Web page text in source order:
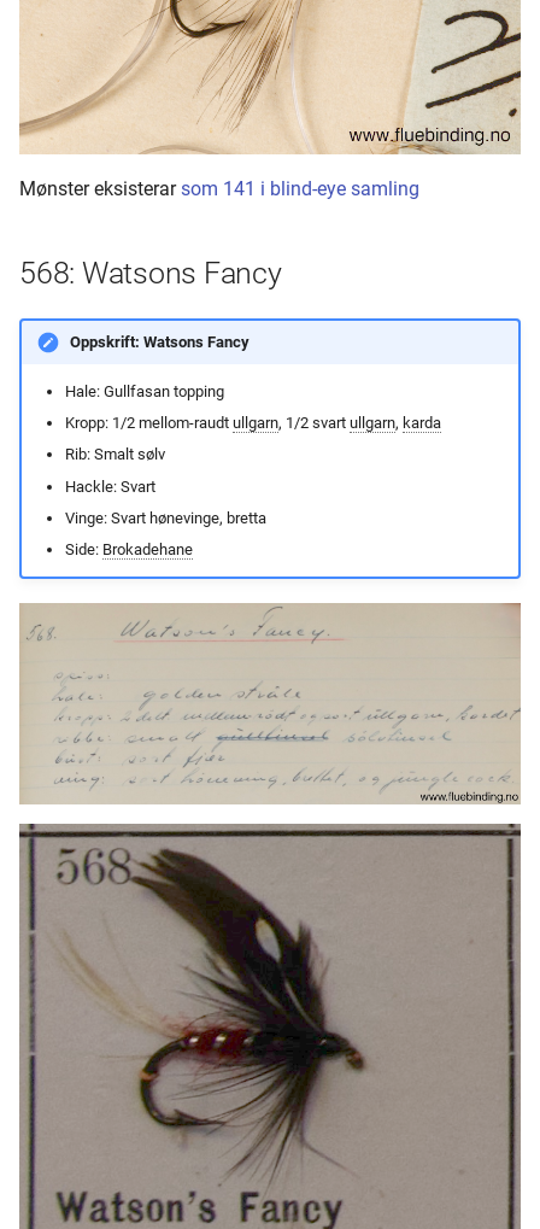
Mønster eksisterarsom 141 i blind-eye samling
568: Watsons Fancy
Oppskrift: Watsons Fancy
Hale: Gullfasan topping
Kropp: 1/2 mellom-raudt ullgarn, 1/2 svart ullgarn, karda
Rib: Smalt sølv
Hackle: Svart
Vinge: Svart hønevinge, bretta
Side: Brokadehane